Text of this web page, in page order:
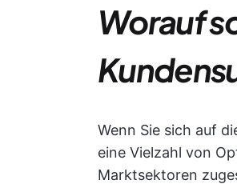
Worauf
Wenn Sie sich auf
eine Vielzahl von
Marktsektoren